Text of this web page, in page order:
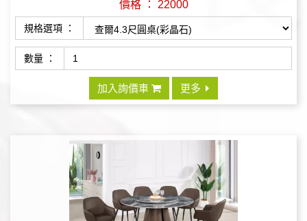
價格 ： 22000
規格選項 ：
數量 ：
加入詢價車 更多